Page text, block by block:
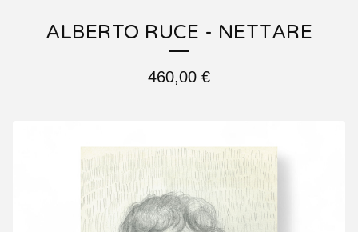
ALBERTO RUCE - NETTARE
460,00 €